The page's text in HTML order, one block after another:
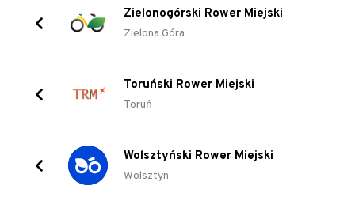
Zielonogórski Rower Miejski
Zielona Góra
Toruński Rower Miejski
Toruń
Wolsztyński Rower Miejski
Wolsztyn